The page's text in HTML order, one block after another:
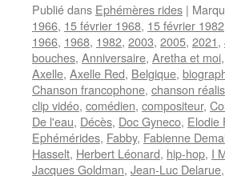
Publié dans Ephémères rides |
1966, 15 février 1968, 15 février 1982
1966, 1968, 1982, 2003, 2005, 2021,
bouches, Anniversaire, Aretha et moi,
Axelle, Axelle Red, Belgique,
Chanson francophone, chanson
clip vidéo, comédien, compositeur,
De l'eau, Décès, Doc Gyneco, Elodie
Ephémérides, Fabby, Fabienne Demal
Hasselt, Herbert Léonard, hip-hop, I
Jacques Goldman, Jean-Luc Delarue,